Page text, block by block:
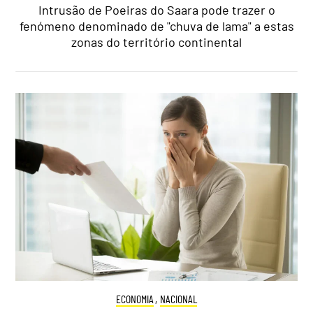
Intrusão de Poeiras do Saara pode trazer o
fenómeno denominado de "chuva de lama" a estas
zonas do território continental
ECONOMIA , NACIONAL